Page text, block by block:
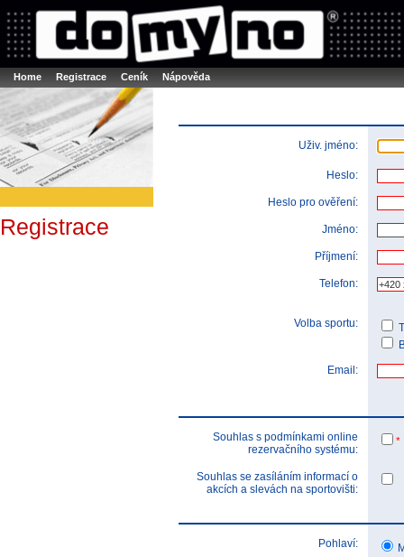
Booker online rezerva�n� syst�m Nower systems s.r.o - Online
Rezervujse - Port�l pro online rezervace sportu Sports booking system
Home Registrace Ceník Nápověda
Registrace
Uživ. jméno:
Heslo:
Heslo pro ověření:
Jméno:
Příjmení:
Telefon:
Volba sportu:
Email:
Souhlas s podmínkami online
rezervačního systému:
*
Souhlas se zasíláním informací o
akcích a slevách na sportovišti:
Pohlaví: